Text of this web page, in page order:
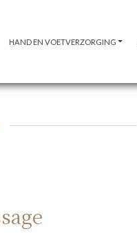
HAND EN VOETVERZORGING